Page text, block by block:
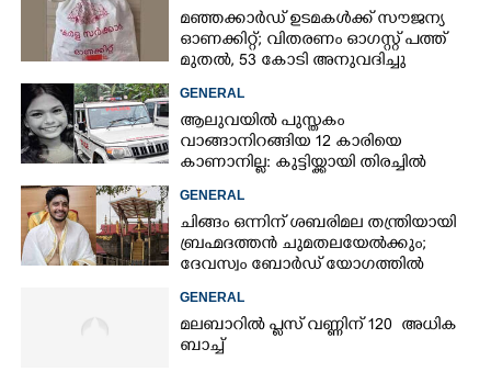
മഞ്ഞക്കാർഡ് ഉടമകൾക്ക് സൗജന്യ
ഓണക്കിറ്റ്; വിതരണം ഓഗസ്റ്റ് പത്ത്
മുതൽ, 53 കോടി അനുവദിച്ചു
GENERAL
ആലുവയിൽ പുസ്തകം
വാങ്ങാനിറങ്ങിയ 12 കാരിയെ
കാണാനില്ല: കുട്ടിയ്ക്കായി തിരച്ചിൽ
GENERAL
ചിങ്ങം ഒന്നിന് ശബരിമല തന്ത്രിയായി
ബ്രഹ്മദത്തൻ ചുമതലയേൽക്കും;
ദേവസ്വം ബോർഡ് യോഗത്തിൽ
തീരുമാനം
GENERAL
മലബാറിൽ പ്ലസ് വണ്ണിന് 120 അധിക
ബാച്ച്
×
Share this link
Copy Link